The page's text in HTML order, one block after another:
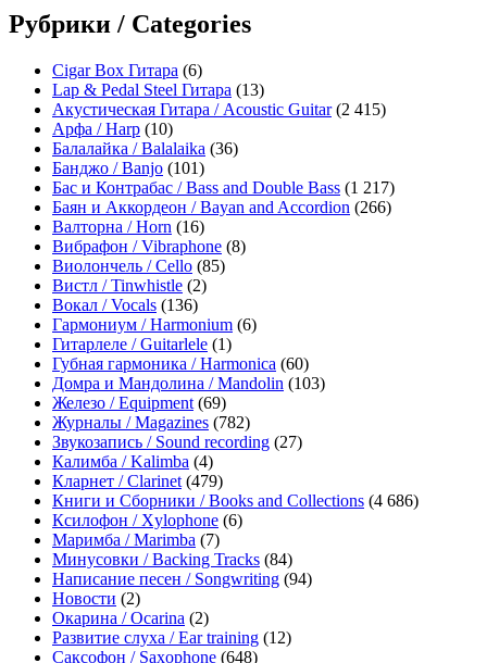
Рубрики / Categories
Cigar Box Гитара (6)
Lap & Pedal Steel Гитара (13)
Акустическая Гитара / Acoustic Guitar(2 415)
Арфа / Harp (10)
Балалайка / Balalaika (36)
Банджо / Banjo (101)
Бас и Контрабас / Bass and Double Bass (1 217)
Баян и Аккордеон / Bayan and Accordion (266)
Валторна / Horn (16)
Вибрафон / Vibraphone (8)
Виолончель / Cello (85)
Вистл / Tinwhistle (2)
Вокал / Vocals (136)
Гармониум / Harmonium (6)
Гитарлеле / Guitarlele (1)
Губная гармоника / Harmonica (60)
Домра и Мандолина / Mandolin (103)
Железо / Equipment (69)
Журналы / Magazines (782)
Звукозапись / Sound recording (27)
Калимба / Kalimba (4)
Кларнет / Clarinet (479)
Книги и Сборники / Books and Collections (4 686)
Ксилофон / Xylophone (6)
Маримба / Marimba (7)
Минусовки / Backing Tracks (84)
Написание песен / Songwriting (94)
Новости (2)
Окарина / Ocarina (2)
Развитие слуха / Ear training (12)
Саксофон / Saxophone (648)